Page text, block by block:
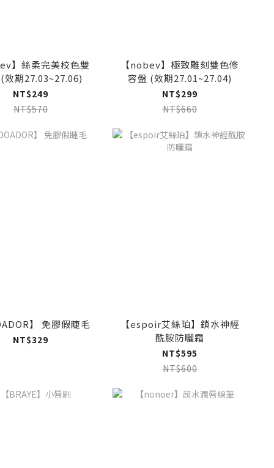
】絲柔完美校色雙
效期27.03~27.06)
NT$249
NT$570
【nobev】極致雕刻雙色修
容盤 (效期27.01~27.04)
NT$299
NT$660
】 免膠假睫毛
NT$329
【espoir艾絲珀】鎖水神經
酰胺防曬霜
NT$595
NT$600